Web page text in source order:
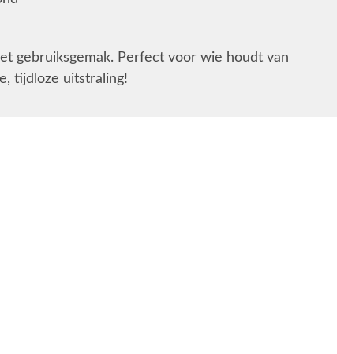
gebruiksgemak. Perfect voor wie houdt van
tijdloze uitstraling!